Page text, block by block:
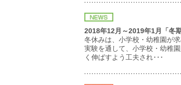
2018年12月～2019年1月「冬
冬休みは、小学校・幼稚園が
実験を通して、小学校・幼稚
く伸ばすよう工夫され･･･